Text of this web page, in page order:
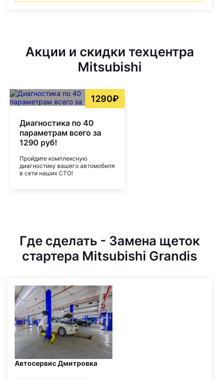
Акции и скидки техцентра
Mitsubishi
1290₽
Диагностика по 40
параметрам всего за
1290 руб!
Пройдите комплексную
диагностику вашего автомобиля
в сети наших СТО!
Где сделать - Замена щеток
стартера Mitsubishi Grandis
Автосервис Дмитровка